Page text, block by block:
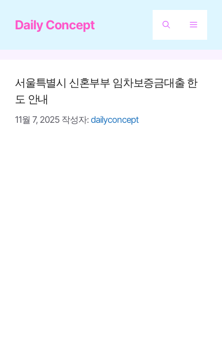
Daily Concept 메
서울특별시 신혼부부 임차보증금대출 한
도 안내
11월 7, 2025 작성자: dailyconcept